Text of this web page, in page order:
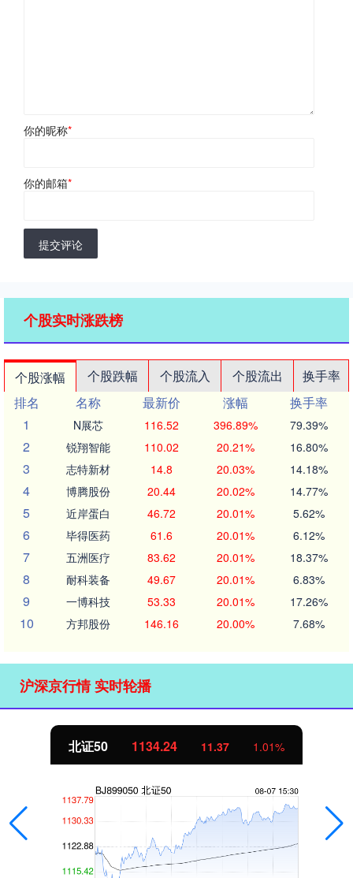
你的昵称*
你的邮箱*
提交评论
个股实时涨跌榜
个股涨幅 个股跌幅 个股流入 个股流出
换手率
排名
名称 最新价 涨幅
换手率
1
N展芯 116.52 396.89% 79.39%
2 锐翔智能 110.02 20.21% 16.80%
3 志特新材 14.8 20.03% 14.18%
4 博腾股份 20.44 20.02% 14.77%
5 近岸蛋白 46.72 20.01% 5.62%
6 毕得医药 61.6 20.01% 6.12%
7 五洲医疗 83.62 20.01% 18.37%
8 耐科装备 49.67 20.01% 6.83%
9 一博科技 53.33 20.01% 17.26%
10 方邦股份 146.16 20.00% 7.68%
沪深京行情 实时轮播
北证50 1134.24 11.37 1.01%